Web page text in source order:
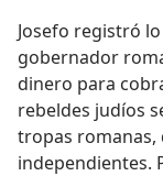
Josefo registró
gobernador
dinero para
rebeldes judíos
tropas romanas,
independientes.